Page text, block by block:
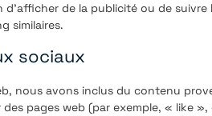
d’afficher de la publicité ou de
similaires.
sociaux
nous avons inclus du contenu
pages web (par exemple, « like